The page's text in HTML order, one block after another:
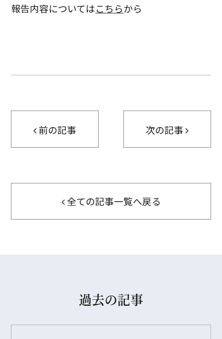
報告内容についてはこちらから
前の記事 次の記事
全ての記事一覧へ戻る
過去の記事